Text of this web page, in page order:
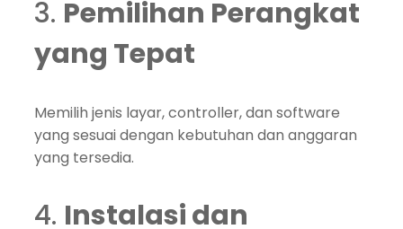
3. Pemilihan Perangkat
yang Tepat
Memilih jenis layar, controller, dan software
yang sesuai dengan kebutuhan dan anggaran
yang tersedia.
4. Instalasi dan